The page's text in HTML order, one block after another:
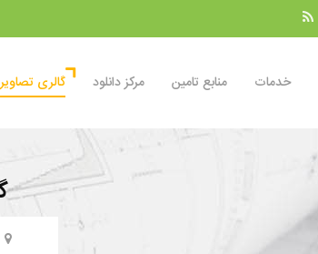
خدمات منابع تامین مرکز دانلود گالری تصاویر